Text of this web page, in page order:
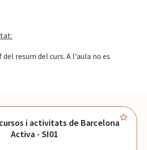
resum del curs. A l'aula no es
i activitats de Barcelona
Activa - SI01